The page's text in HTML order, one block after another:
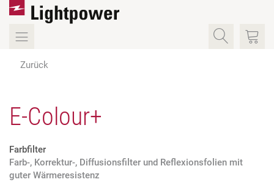
Zurück
E-Colour+
Farbfilter
Farb-, Korrektur-, Diffusionsfilter und Reflexionsfolien mit
guter Wärmeresistenz